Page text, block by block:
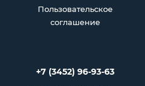
Пользовательское
соглашение
+7 (3452) 96-93-63